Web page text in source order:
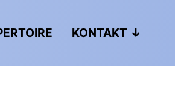
KONTAKT